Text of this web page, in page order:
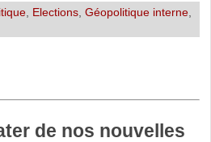
, Elections, Géopolitique interne,
de nos nouvelles